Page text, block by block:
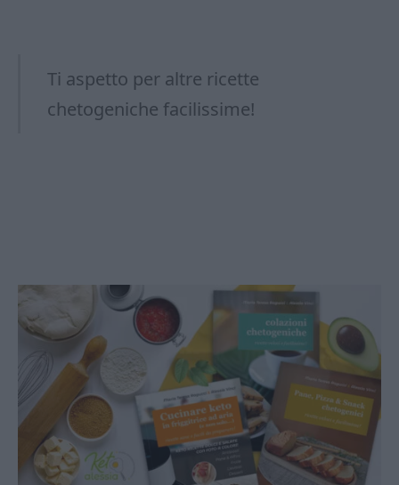
Ti aspetto per altre ricette
chetogeniche facilissime!